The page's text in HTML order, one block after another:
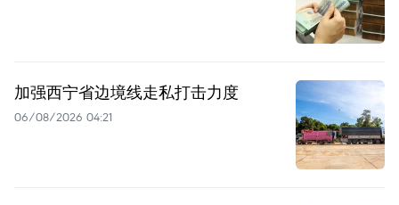
加强西宁省边境线走私打击力度
06/08/2026 04:21